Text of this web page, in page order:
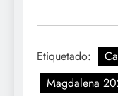
Etiquetado:
Magdalena